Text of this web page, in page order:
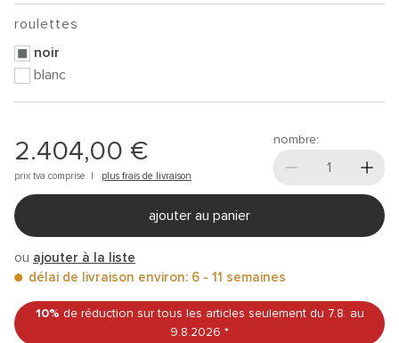
roulettes
noir
blanc
2.404,00 €
prix tva comprise | plus frais de livraison
nombre:
ajouter au panier
ou ajouter à la liste
délai de livraison environ: 6 - 11 semaines
10% de réduction sur tous les articles seulement du 7.8. au
9.8.2026 *